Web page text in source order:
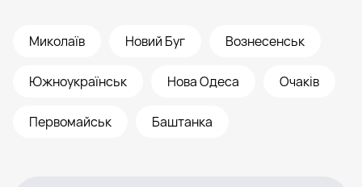
Миколаїв Новий Буг Вознесенськ
Южноукраїнськ Нова Одеса Очаків
Первомайськ Баштанка